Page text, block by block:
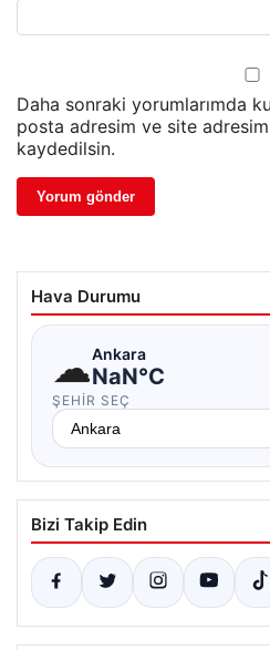
Daha sonraki yorumlarımda
posta adresim ve site adresim
kaydedilsin.
Hava Durumu
☁Ankara
NaN°C
ŞEHIR SEÇ
Bizi Takip Edin